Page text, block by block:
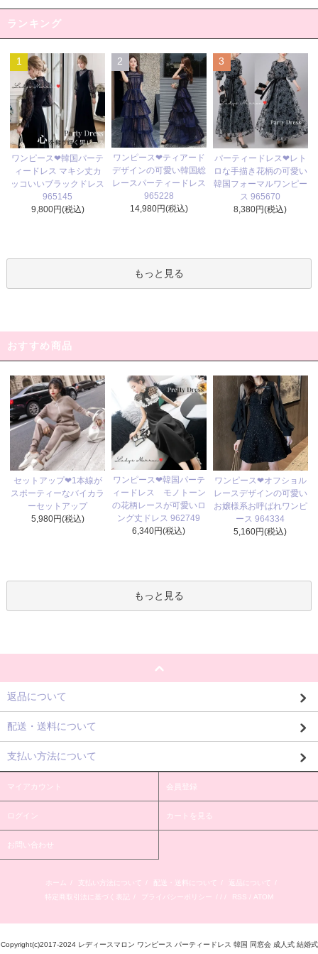
ランキング
1
ワンピース❤韓国パーテ
ィードレス マキシ丈カ
ッコいいブラックドレス
965145
9,800円(税込)
2
ワンピース❤ティアード
デザインの可愛い韓国総
レースパーティードレス
965228
14,980円(税込)
3
パーティードレス❤レト
ロな手描き花柄の可愛い
韓国フォーマルワンピー
ス 965670
8,380円(税込)
もっと見る
おすすめ商品
セットアップ❤1本線が
スポーティーなバイカラ
ーセットアップ
5,980円(税込)
ワンピース❤韓国パーテ
ィードレス モノトーン
の花柄レースが可愛いロ
ング丈ドレス 962749
6,340円(税込)
ワンピース❤オフショル
レースデザインの可愛い
お嬢様系お呼ばれワンピ
ース 964334
5,160円(税込)
もっと見る
返品について
配送・送料について
支払い方法について
マイアカウント 会員登録
ログイン カートを見る
お問い合わせ
ホーム / 支払い方法について / 配送・送料について / 返品について
/
特定商取引法に基づく表記
/ プライバシーポリシー / / / RSS / ATOM
Copyright(c)2017-2024 レディースマロン ワンピース パーティードレス 韓国 同窓会 成人式 結婚式